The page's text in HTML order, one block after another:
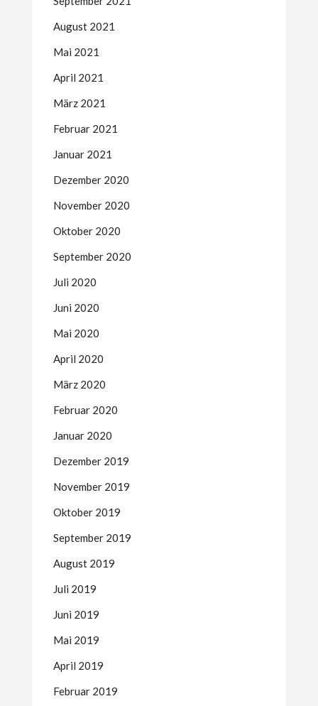
August 2021
Mai 2021
April 2021
März 2021
Februar 2021
Januar 2021
Dezember 2020
November 2020
Oktober 2020
September 2020
Juli 2020
Juni 2020
Mai 2020
April 2020
März 2020
Februar 2020
Januar 2020
Dezember 2019
November 2019
Oktober 2019
September 2019
August 2019
Juli 2019
Juni 2019
Mai 2019
April 2019
Februar 2019